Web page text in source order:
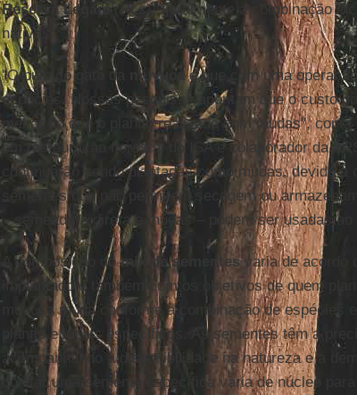
Reserva Legais(RLs), geralmente a combinação
nativas.
"O pulo do gato da muvucaé que com uma
espécies. Nossas pesquisas apontam que o custo
menor do que o plantio realizado com mudas", conta
em restauração florestal do ISA e colaborador da
continuarão sendo plantadas como mudas, devido
sementes que não permitem secagem ou
– semeadura direta e mudas – podem ser usadas ao
A composição domix de sementesvaria de acordo
implantado e também com os objetivos de quem
muvuca muda conforme a combinação de espécies
plantio e locais específicos. As sementes têm a
acompanhando a disponibilidade na natureza e a
coletar uma semente específica varia de núcleo